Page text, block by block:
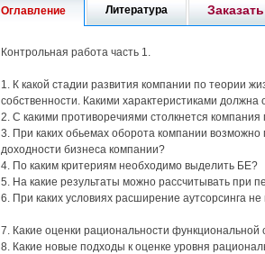
Оглавление Литература
Контрольная работа часть 1.
1. К какой стадии развития компании по теории
собственности. Какими характеристиками
2. С какими противоречиями столкнется
3. При каких обьемах оборота компании
доходности бизнеса компании?
4. По каким критериям необходимо выделить БЕ?
5. На какие результаты можно рассчитывать при
6. При каких условиях расширение аутсорсинга
7. Какие оценки рациональности
8. Какие новые подходы к оценке уровня